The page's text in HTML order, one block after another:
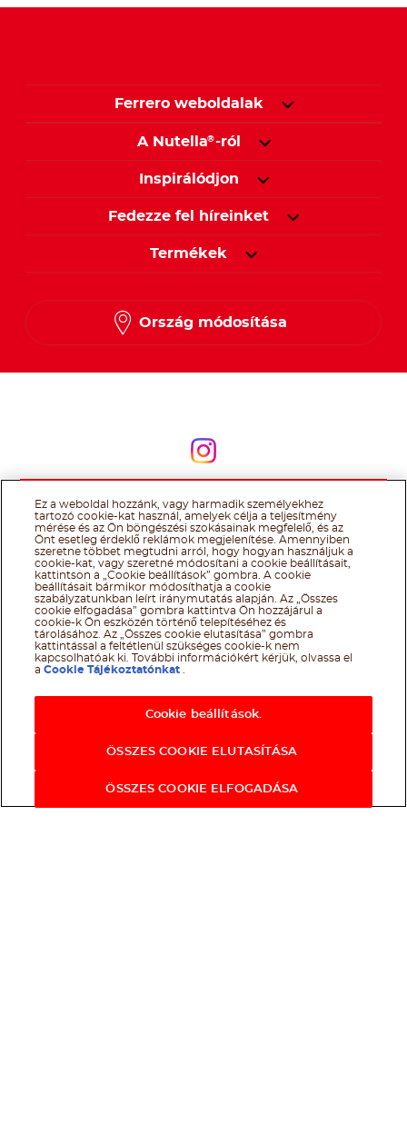
Ferrero weboldalak
A Nutella®-ról
Inspirálódjon
Fedezze fel híreinket
Termékek
Ország módosítása
Kövessen
@Ferrero 2026 All rights reserved.
Nutella® cookie tájékoztató
Felhasználás Feltételei
Technikai információk Impresszum
Ferrero
adatkezelési tájékoztató
Ez a weboldal hozzánk, vagy harmadik személyekhez
tartozó cookie-kat használ, amelyek célja a teljesítmény
mérése és az Ön böngészési szokásainak megfelelő, és az
Önt esetleg érdeklő reklámok megjelenítése. Amennyiben
szeretne többet megtudni arról, hogy hogyan használjuk a
cookie-kat, vagy szeretné módosítani a cookie beállításait,
kattintson a „Cookie beállítások” gombra. A cookie
beállításait bármikor módosíthatja a cookie
szabályzatunkban leírt iránymutatás alapján. Az „Összes
cookie elfogadása” gombra kattintva Ön hozzájárul a
cookie-k Ön eszközén történő telepítéséhez és
tárolásához. Az „Összes cookie elutasítása” gombra
kattintással a feltétlenül szükséges cookie-k nem
kapcsolhatóak ki. További információkért kérjük, olvassa el
aCookie Tájékoztatónkat
Cookie beállítások.
ÖSSZES COOKIE ELUTASÍTÁSA
ÖSSZES COOKIE ELFOGADÁSA